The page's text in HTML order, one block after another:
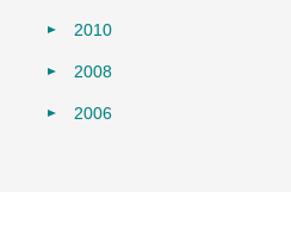
2010
2008
2006